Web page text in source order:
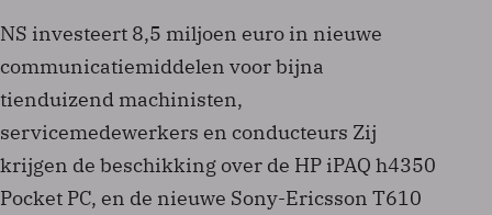
NS investeert 8,5 miljoen euro in nieuwe
communicatiemiddelen voor bijna
tienduizend machinisten,
servicemedewerkers en conducteurs Zij
krijgen de beschikking over de HP iPAQ h4350
Pocket PC, en de nieuwe Sony-Ericsson T610